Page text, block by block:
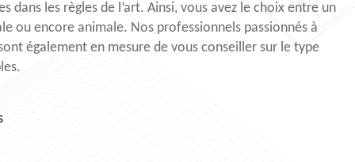
dans les règles de l’art. Ainsi, vous avez le choix entre un
ou encore animale. Nos professionnels passionnés à
également en mesure de vous conseiller sur le type